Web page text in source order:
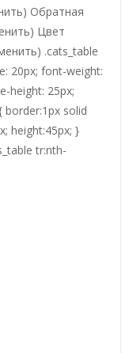
Обратная
Цвет
.cats_table
20px; font-weight:
height: 25px;
border:1px solid
height:45px; }
tr:nth-